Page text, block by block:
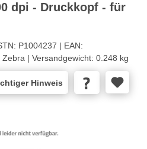
dpi - Druckkopf - für
P1004237 | EAN:
Zebra | Versandgewicht: 0.248 kg
Hinweis